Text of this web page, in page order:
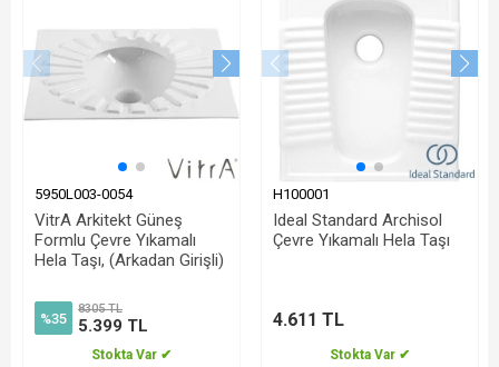
5950L003-0054
VitrA Arkitekt Güneş
Formlu Çevre Yıkamalı
Hela Taşı, (Arkadan Girişli)
%35
8305 TL
5.399 TL
Stokta Var ✔
H100001
Ideal Standard Archisol
Çevre Yıkamalı Hela Taşı
4.611 TL
Stokta Var ✔